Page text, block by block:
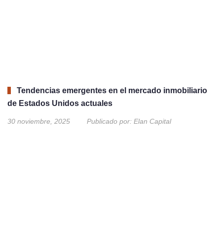
Tendencias emergentes en el mercado inmobiliario
de Estados Unidos actuales
30 noviembre, 2025 Publicado por: Elan Capital